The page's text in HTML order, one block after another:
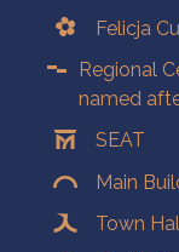
Felicja
Regional
named
SEAT
Main
Town